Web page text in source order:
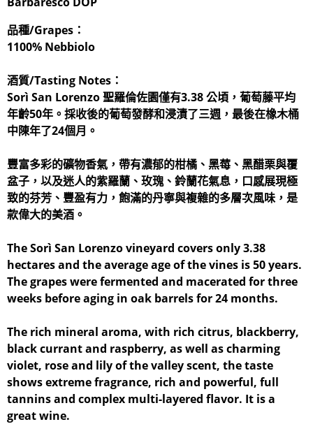
品種/Grapes：
1100% Nebbiolo
酒質/Tasting Notes：
Sorì San Lorenzo 聖羅倫佐園僅有3.38 公頃，葡萄藤平均
年齡50年。採收後的葡萄發酵和浸漬了三週，最後在橡木桶
中陳年了24個月。
豐富多彩的礦物香氣，帶有濃郁的柑橘、黑莓、黑醋栗與覆
盆子，以及迷人的紫羅蘭、玫瑰、鈴蘭花氣息，口感展現極
致的芬芳、豐盈有力，飽滿的丹寧與複雜的多層次風味，是
款偉大的美酒。
The Sorì San Lorenzo vineyard covers only 3.38
hectares and the average age of the vines is 50 years.
The grapes were fermented and macerated for three
weeks before aging in oak barrels for 24 months.
The rich mineral aroma, with rich citrus, blackberry,
black currant and raspberry, as well as charming
violet, rose and lily of the valley scent, the taste
shows extreme fragrance, rich and powerful, full
tannins and complex multi-layered flavor. It is a
great wine.